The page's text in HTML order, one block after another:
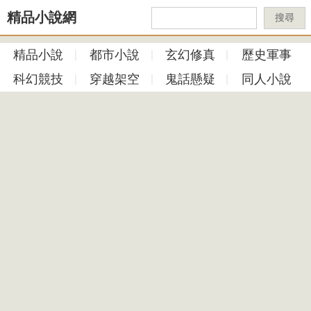
精品小說網 搜尋
精品小說 都市小說 玄幻修真
歷史軍事
科幻競技
穿越架空 鬼話懸疑 同人小說